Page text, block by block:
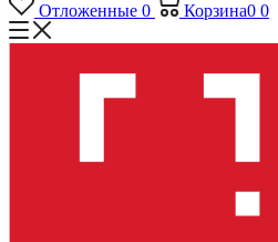
Отложенные 0 Корзина0 0